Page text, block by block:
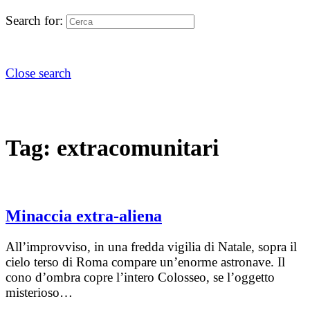
Search for:
Close search
Tag: extracomunitari
Minaccia extra-aliena
All’improvviso, in una fredda vigilia di Natale, sopra il
cielo terso di Roma compare un’enorme astronave. Il
cono d’ombra copre l’intero Colosseo, se l’oggetto
misterioso…